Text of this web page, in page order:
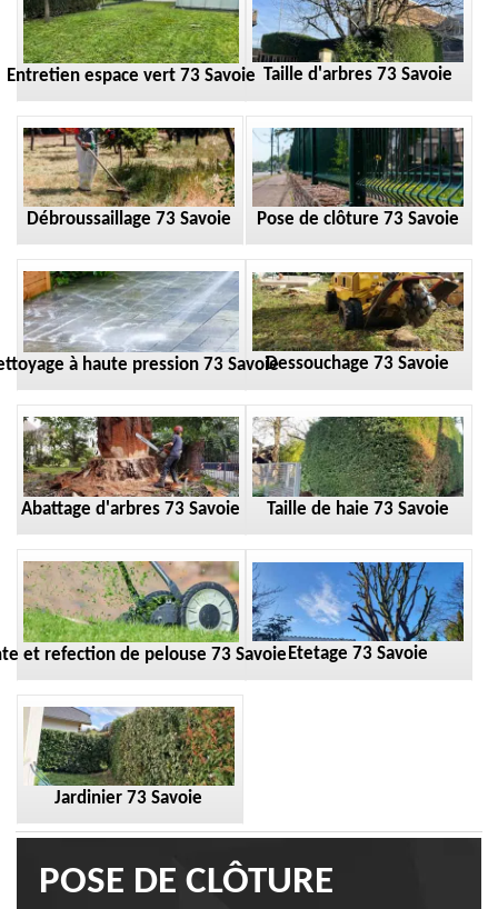
Entretien espace vert 73 Savoie Taille d'arbres 73 Savoie
Débroussaillage 73 Savoie Pose de clôture 73 Savoie
à haute pression 73 SavoieDessouchage 73 Savoie
Abattage d'arbres 73 Savoie Taille de haie 73 Savoie
et refection de pelouse 73 Savoie Etetage 73 Savoie
Jardinier 73 Savoie
POSE DE CLÔTURE